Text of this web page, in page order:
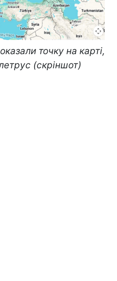
точку на карті,
(скріншот)